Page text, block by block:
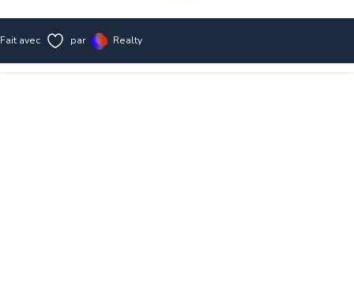
Fait avec par Realty